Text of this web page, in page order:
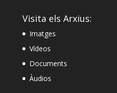
Visita els Arxius:
Imatges
Vídeos
Documents
Àudios